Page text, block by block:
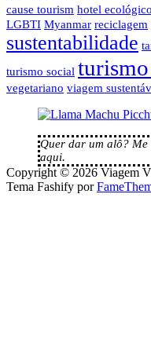
cause tourism hotel ecológico
LGBTI Myanmar reciclagem
sustentabilidade
turismo social
vegetariano viagem
Quer dar um alô?
aqui.
Copyright © 2026 Viagem
Tema Fashify por